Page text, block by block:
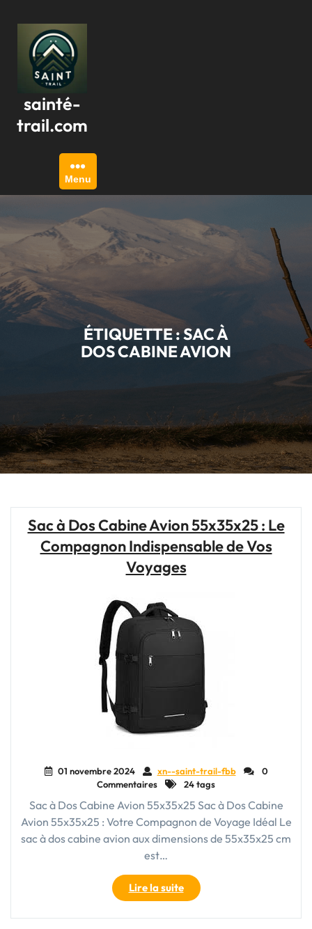
contenu
sainté-
trail.com
Menu
ÉTIQUETTE :SAC À
DOS CABINE AVION
Sac à Dos Cabine Avion 55x35x25 : Le
Compagnon Indispensable de Vos
Voyages
01 novembre 2024 xn--saint-trail-fbb
0
Commentaires
24 tags
Sac à Dos Cabine Avion 55x35x25 Sac à Dos Cabine
Avion 55x35x25 : Votre Compagnon de Voyage Idéal Le
sac à dos cabine avion aux dimensions de 55x35x25 cm
est…
Lire la suite"Sac
à
Dos